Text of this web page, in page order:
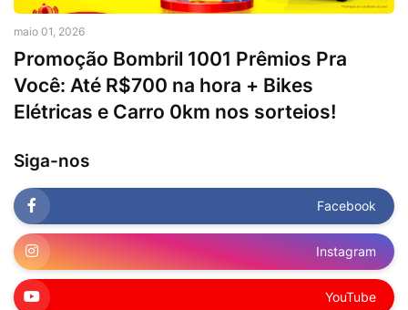
maio 01, 2026
Promoção Bombril 1001 Prêmios Pra
Você: Até R$700 na hora + Bikes
Elétricas e Carro 0km nos sorteios!
Siga-nos
Facebook
Instagram
YouTube